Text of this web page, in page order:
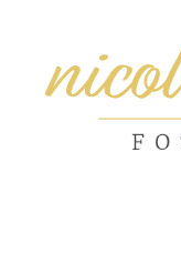
springen